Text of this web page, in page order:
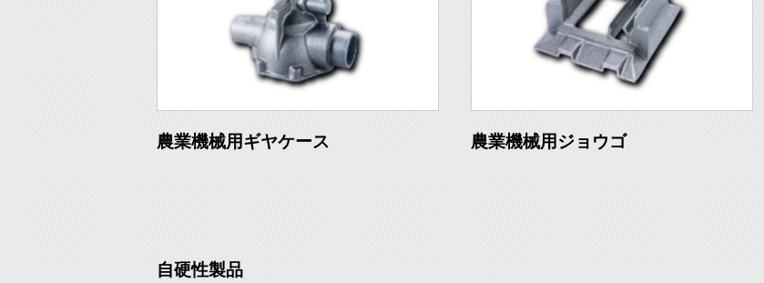
農業機械用ギヤケース 農業機械用ジョウゴ
自硬性製品